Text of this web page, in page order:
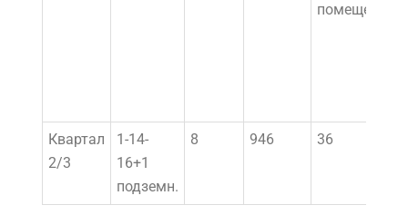
помещений
Квартал
2/3
1-14-
16+1
подземн.
8 946 36